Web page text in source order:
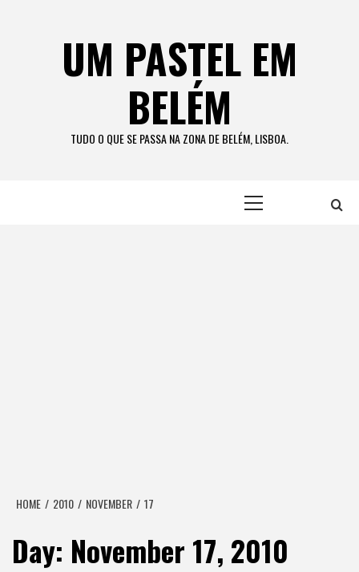
UM PASTEL EM
BELÉM
TUDO O QUE SE PASSA NA ZONA DE BELÉM, LISBOA.
HOME 2010 NOVEMBER 17
Day: November 17, 2010